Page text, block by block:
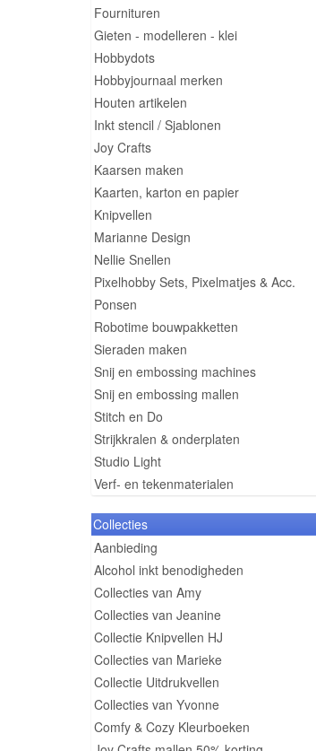
Fournituren
Gieten - modelleren - klei
Hobbydots
Hobbyjournaal merken
Houten artikelen
Inkt stencil / Sjablonen
Joy Crafts
Kaarsen maken
Kaarten, karton en papier
Knipvellen
Marianne Design
Nellie Snellen
Pixelhobby Sets, Pixelmatjes & Acc.
Ponsen
Robotime bouwpakketten
Sieraden maken
Snij en embossing machines
Snij en embossing mallen
Stitch en Do
Strijkkralen & onderplaten
Studio Light
Verf- en tekenmaterialen
Collecties
Aanbieding
Alcohol inkt benodigheden
Collecties van Amy
Collecties van Jeanine
Collectie Knipvellen HJ
Collecties van Marieke
Collectie Uitdrukvellen
Collecties van Yvonne
Comfy & Cozy Kleurboeken